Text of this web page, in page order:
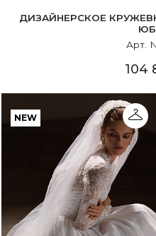
ДИЗАЙНЕРСКОЕ
Арт.
104
NEW